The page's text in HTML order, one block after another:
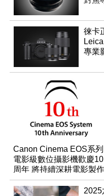
徠卡
專業
Canon Cinema EOS系列
電影級數位攝影機歡慶10
周年 將持續深耕電影製作
與產品開發
2025